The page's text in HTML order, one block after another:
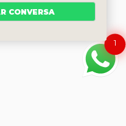
1
CONVERSA